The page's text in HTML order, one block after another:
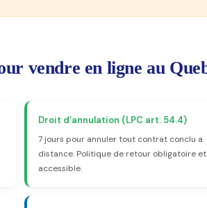
vendre en ligne au
Droit d’annulation (LPC art. 54.4)
7 jours pour annuler tout contrat conclu a
distance. Politique de retour obligatoire et
accessible.